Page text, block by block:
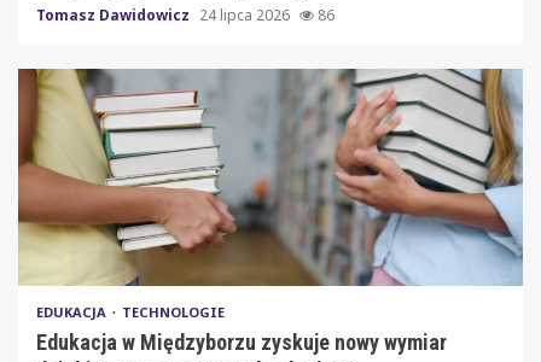
Tomasz Dawidowicz 24 lipca 2026 86
EDUKACJA TECHNOLOGIE
Edukacja w Międzyborzu zyskuje nowy wymiar